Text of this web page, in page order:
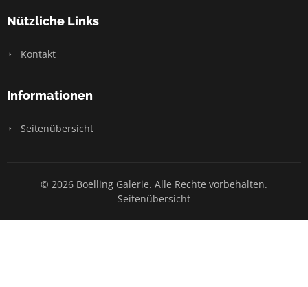
Nützliche Links
Kontakt
Informationen
Seitenübersicht
© 2026 Boelling Galerie. Alle Rechte vorbehalten.
Seitenübersicht